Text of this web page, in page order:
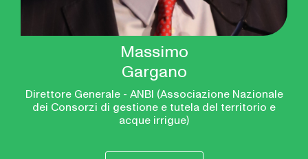
Massimo
Gargano
Direttore Generale - ANBI (Associazione Nazionale
dei Consorzi di gestione e tutela del territorio e
acque irrigue)